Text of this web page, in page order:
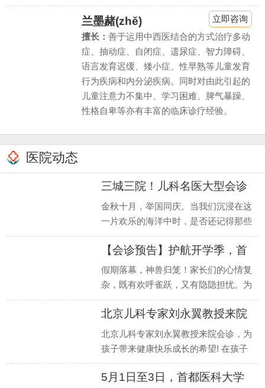
兰墨赭(zhě)
擅长： 善于运用中西医结合的方式治疗多动
症、抽动症、自闭症、遗尿症、智力障碍、
语言发育迟缓、矮小症、性早熟等儿童发育
行为疾病和内分泌疾病。同时对由此引起的
儿童注意力不集中、学习困难、脾气暴躁、
性格自卑等亦有丰富的临床诊疗经验。
立即咨询
医院动态
三城三院！儿科名医大型会诊
预告
金秋十月，举国同庆。当我们沉浸在这
一片欢乐的海洋中时，是否还记得那些
最需要关爱的小生命？河南省医药院附
属医院邀
【会诊预告】护航开学季，首
都医
假期落幕，神兽归笼！家长们的心情复
杂，既有欢呼雀跃，又有隐隐担忧。为
何？因为一些看似不起眼的生长发育和
行为发育
北京儿科专家刘永翼教授来院
会诊
北京儿科专家刘永翼教授来院会诊，为
孩子带来健康快乐成长的希望! 在孩子
的生长发育过程中，家长们常常会遇到
各种困扰
5月1日至3日，首都医科大学